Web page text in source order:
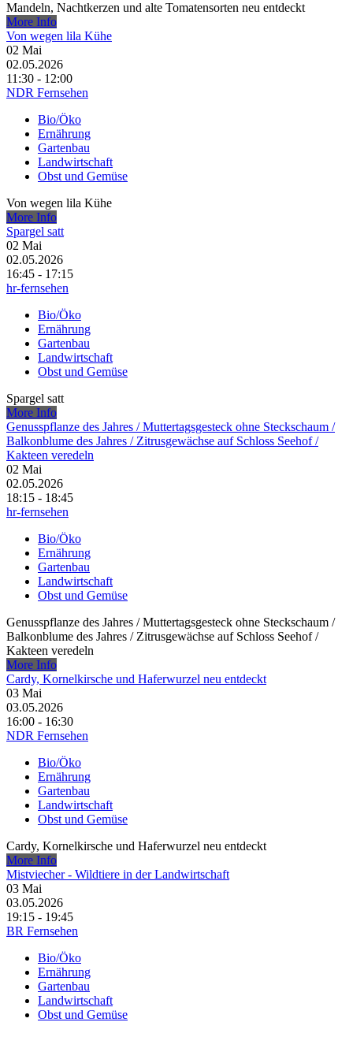
Mandeln, Nachtkerzen und alte Tomatensorten neu entdeckt
More Info
Von wegen lila Kühe
02 Mai
02.05.2026
11:30 - 12:00
NDR Fernsehen
Bio/Öko
Ernährung
Gartenbau
Landwirtschaft
Obst und Gemüse
Von wegen lila Kühe
More Info
Spargel satt
02 Mai
02.05.2026
16:45 - 17:15
hr-fernsehen
Bio/Öko
Ernährung
Gartenbau
Landwirtschaft
Obst und Gemüse
Spargel satt
More Info
Genusspflanze des Jahres /​ Muttertagsgesteck ohne Steckschaum /​
Balkonblume des Jahres /​ Zitrusgewächse auf Schloss Seehof /​
Kakteen veredeln
02 Mai
02.05.2026
18:15 - 18:45
hr-fernsehen
Bio/Öko
Ernährung
Gartenbau
Landwirtschaft
Obst und Gemüse
Genusspflanze des Jahres /​ Muttertagsgesteck ohne Steckschaum /​
Balkonblume des Jahres /​ Zitrusgewächse auf Schloss Seehof /​
Kakteen veredeln
More Info
Cardy, Kornelkirsche und Haferwurzel neu entdeckt
03 Mai
03.05.2026
16:00 - 16:30
NDR Fernsehen
Bio/Öko
Ernährung
Gartenbau
Landwirtschaft
Obst und Gemüse
Cardy, Kornelkirsche und Haferwurzel neu entdeckt
More Info
Mistviecher - Wildtiere in der Landwirtschaft
03 Mai
03.05.2026
19:15 - 19:45
BR Fernsehen
Bio/Öko
Ernährung
Gartenbau
Landwirtschaft
Obst und Gemüse